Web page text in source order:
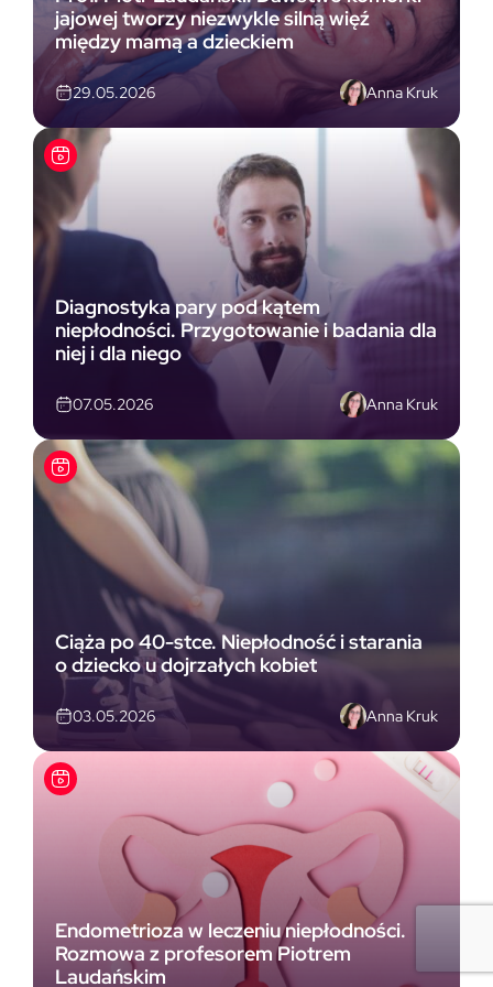
jajowej tworzy niezwykle silną więź
między mamą a dzieckiem
29.05.2026 Anna Kruk
Diagnostyka pary pod kątem
niepłodności. Przygotowanie i badania dla
niej i dla niego
07.05.2026 Anna Kruk
Ciąża po 40-stce. Niepłodność i starania
o dziecko u dojrzałych kobiet
03.05.2026 Anna Kruk
Endometrioza w leczeniu niepłodności.
Rozmowa z profesorem Piotrem
Laudańskim